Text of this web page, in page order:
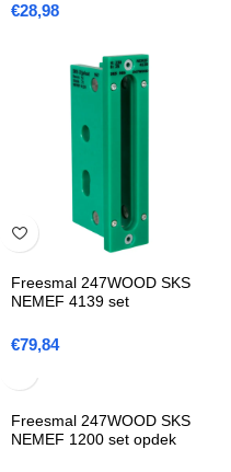
€28,98
Freesmal 247WOOD SKS
NEMEF 4139 set
€79,84
Freesmal 247WOOD SKS
NEMEF 1200 set opdek